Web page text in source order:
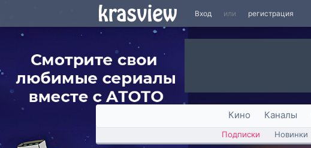
Вход или регистрация
Кино Каналы
Подписки Новинки